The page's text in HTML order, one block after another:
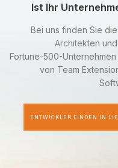
Ist Ihr
Bei uns finden Sie
Architekten
Fortune-500-
von Team
ENTWICKLER FINDEN IN